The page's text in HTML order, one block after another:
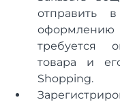
отправить
требуется
товара и
Shopping.